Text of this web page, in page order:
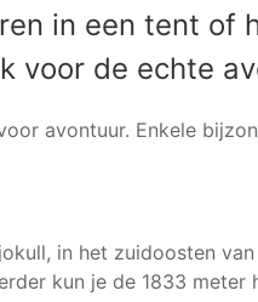
in een tent of
voor de echte
avontuur. Enkele
in het zuidoosten
kun je de 1833 meter